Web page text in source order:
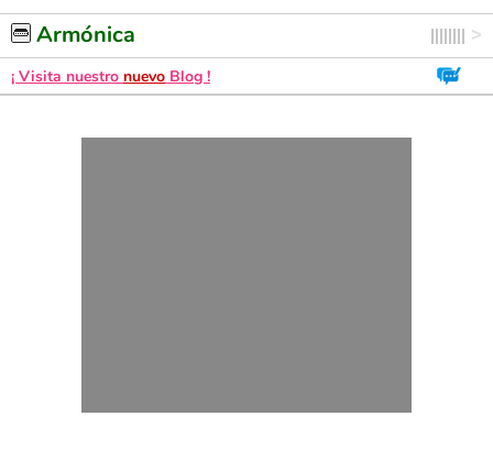
Armónica
¡ Visita nuestro nuevo Blog !